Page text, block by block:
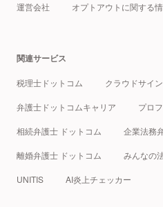
運営会社 オプトアウトに関する
関連サービス
税理士ドットコム クラウドサイン
弁護士ドットコムキャリア プロ
相続弁護士 ドットコム 企業法務
離婚弁護士 ドットコム みんなの
UNITIS AI炎上チェッカー